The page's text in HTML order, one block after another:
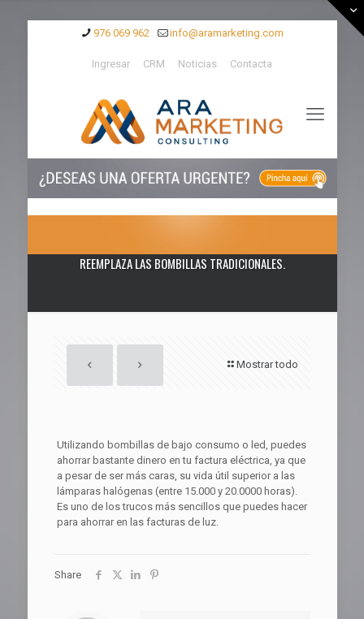
976 069 962 info@aramarketing.com
Ingresar CRM Noticias Contacta
REEMPLAZA LAS BOMBILLAS TRADICIONALES.
Mostrar todo
Utilizando bombillas de bajo consumo o led, puedes
ahorrar bastante dinero en tu factura eléctrica, ya que
a pesar de ser más caras, su vida útil superior a las
lámparas halógenas (entre 15.000 y 20.0000 horas).
Es uno de los trucos más sencillos que puedes hacer
para ahorrar en las facturas de luz.
Share